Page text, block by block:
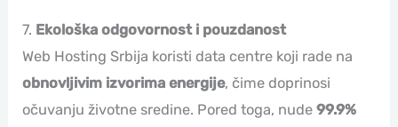
7. Ekološka odgovornost i pouzdanost
Web Hosting Srbija koristi data centre koji rade na
obnovljivim izvorima energije, čime doprinosi
očuvanju životne sredine. Pored toga, nude99.9%